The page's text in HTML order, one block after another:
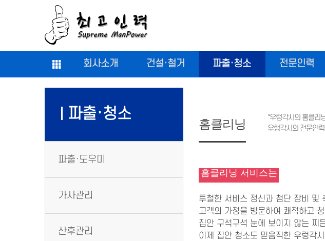
회사소개 건설·철거 파출·청소 전문인력
파출·청소
파출·도우미
가사관리
산후관리
홈클리닝
"우렁각시의 홈클리
우렁각시의 전문인
홈클리닝 서비스는
투철한 서비스 정신과 첨단 장비 및
고객의 가정을 방문하여 쾌적하고
집안 구석구석 눈에 보이지 않는 찌
이제 집안 청소도 믿음직한 우렁각